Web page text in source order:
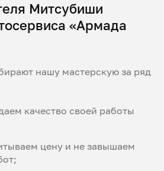
Митсубиши
«Армада
нашу мастерскую за ряд
качество своей работы
цену и не завышаем